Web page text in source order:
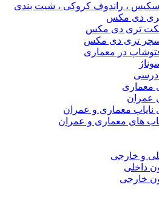
، راندوف کروکی ، شیت بندی
دی مکس
تری دی مکس
تری دی مکس
در معماری
درسی
معماری
عمران
نایاب معماری و عمران
های معماری و عمران
و خارجی
داخلی
خارجی